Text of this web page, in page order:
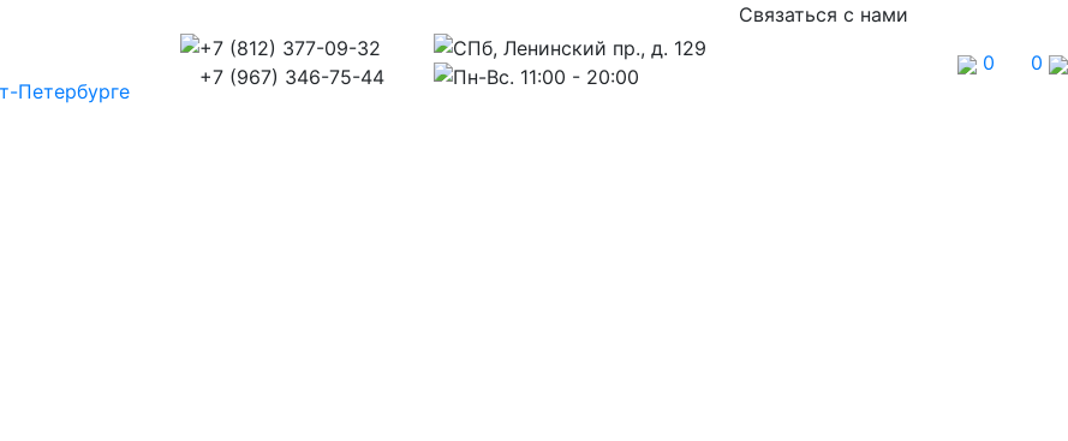
Петербурге
+7 (812) 377-09-32
+7 (967) 346-75-44
СПб, Ленинский пр., д. 129
Пн-Вс. 11:00 - 20:00
Связаться с нами
0
0